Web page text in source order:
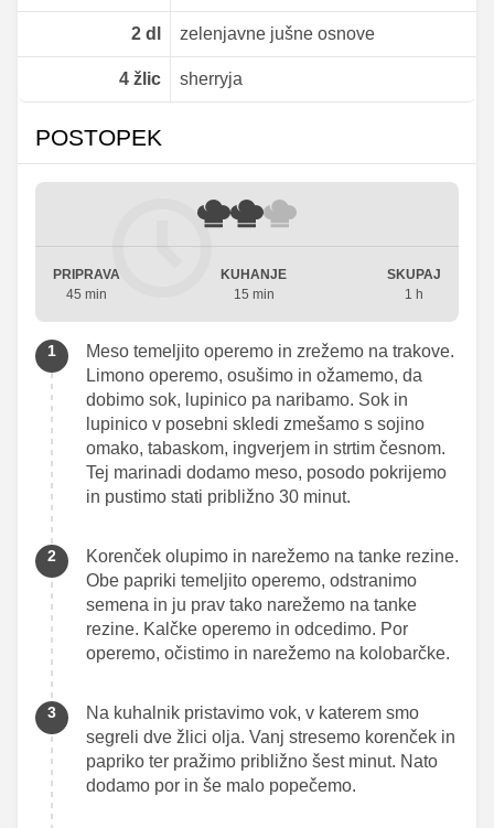
2dl zelenjavne jušne osnove
4žlic sherryja
POSTOPEK
PRIPRAVA
45 min
KUHANJE
15 min
SKUPAJ
1 h
Meso temeljito operemo in zrežemo na trakove.
Limono operemo, osušimo in ožamemo, da
dobimo sok, lupinico pa naribamo. Sok in
lupinico v posebni skledi zmešamo s sojino
omako, tabaskom, ingverjem in strtim česnom.
Tej marinadi dodamo meso, posodo pokrijemo
in pustimo stati približno 30 minut.
Korenček olupimo in narežemo na tanke rezine.
Obe papriki temeljito operemo, odstranimo
semena in ju prav tako narežemo na tanke
rezine. Kalčke operemo in odcedimo. Por
operemo, očistimo in narežemo na kolobarčke.
Na kuhalnik pristavimo vok, v katerem smo
segreli dve žlici olja. Vanj stresemo korenček in
papriko ter pražimo približno šest minut. Nato
dodamo por in še malo popečemo.